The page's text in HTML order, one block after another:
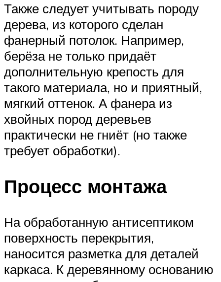
Также следует учитывать породу
дерева, из которого сделан
фанерный потолок. Например,
берёза не только придаёт
дополнительную крепость для
такого материала, но и приятный,
мягкий оттенок. А фанера из
хвойных пород деревьев
практически не гниёт (но также
требует обработки).
Процесс монтажа
На обработанную антисептиком
поверхность перекрытия,
наносится разметка для деталей
каркаса. К деревянному основанию